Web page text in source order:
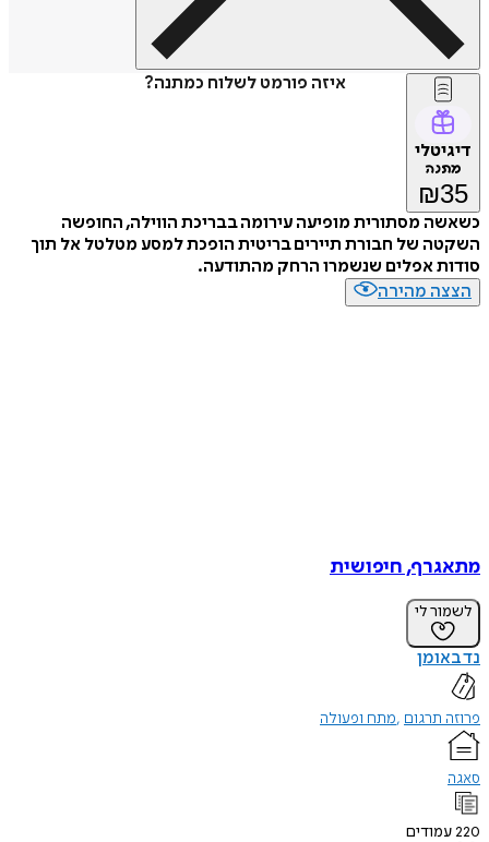
איזה פורמט לשלוח כמתנה?
דיגיטלי
מתנה
₪35
כשאשה מסתורית מופיעה עירומה בבריכת הווילה, החופשה
השקטה של חבורת תיירים בריטית הופכת למסע מטלטל אל תוך
סודות אפלים שנשמרו הרחק מהתודעה.
הצצה מהירה
מתאגרף, חיפושית
לשמור לי
נד באומן
פרוזה תרגום מתח ופעולה
סאגה
220עמודים